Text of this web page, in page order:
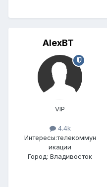
AlexBT
VIP
4.4k
Интересы:телекоммун
икации
Город: Владивосток